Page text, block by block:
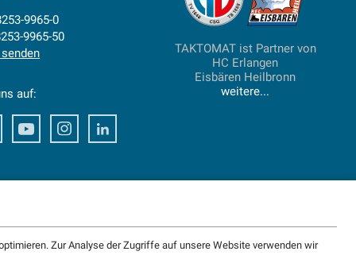
9965-0
9965-50
auf:
Xing Youtube Instagram
TAKTOMAT ist Partner von
HC Erlangen
Eisbären Heilbronn
weitere...
Zur Analyse der Zugriffe auf unsere Website verwenden wir